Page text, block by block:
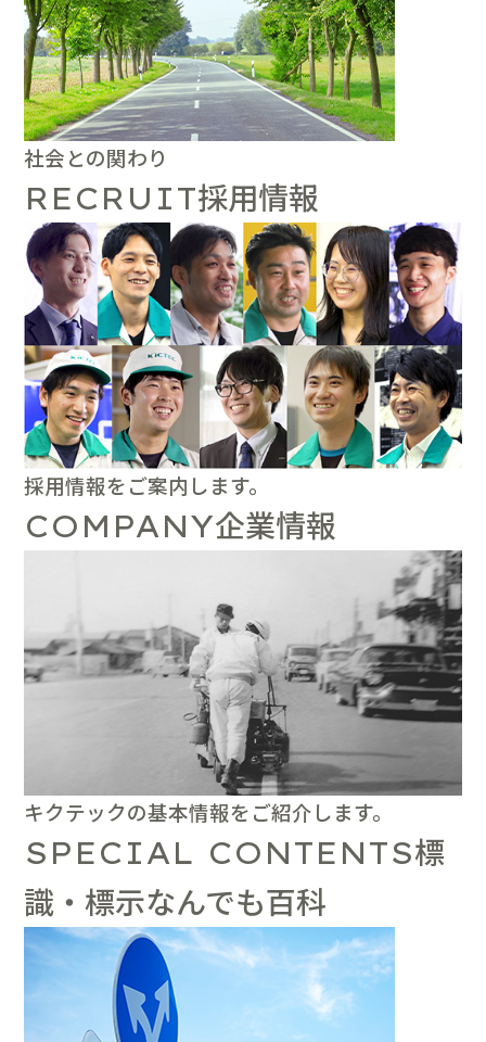
社会との関わり
RECRUIT採用情報
採用情報をご案内します。
COMPANY企業情報
キクテックの基本情報をご紹介します。
SPECIAL CONTENTS標
識・標示なんでも百科